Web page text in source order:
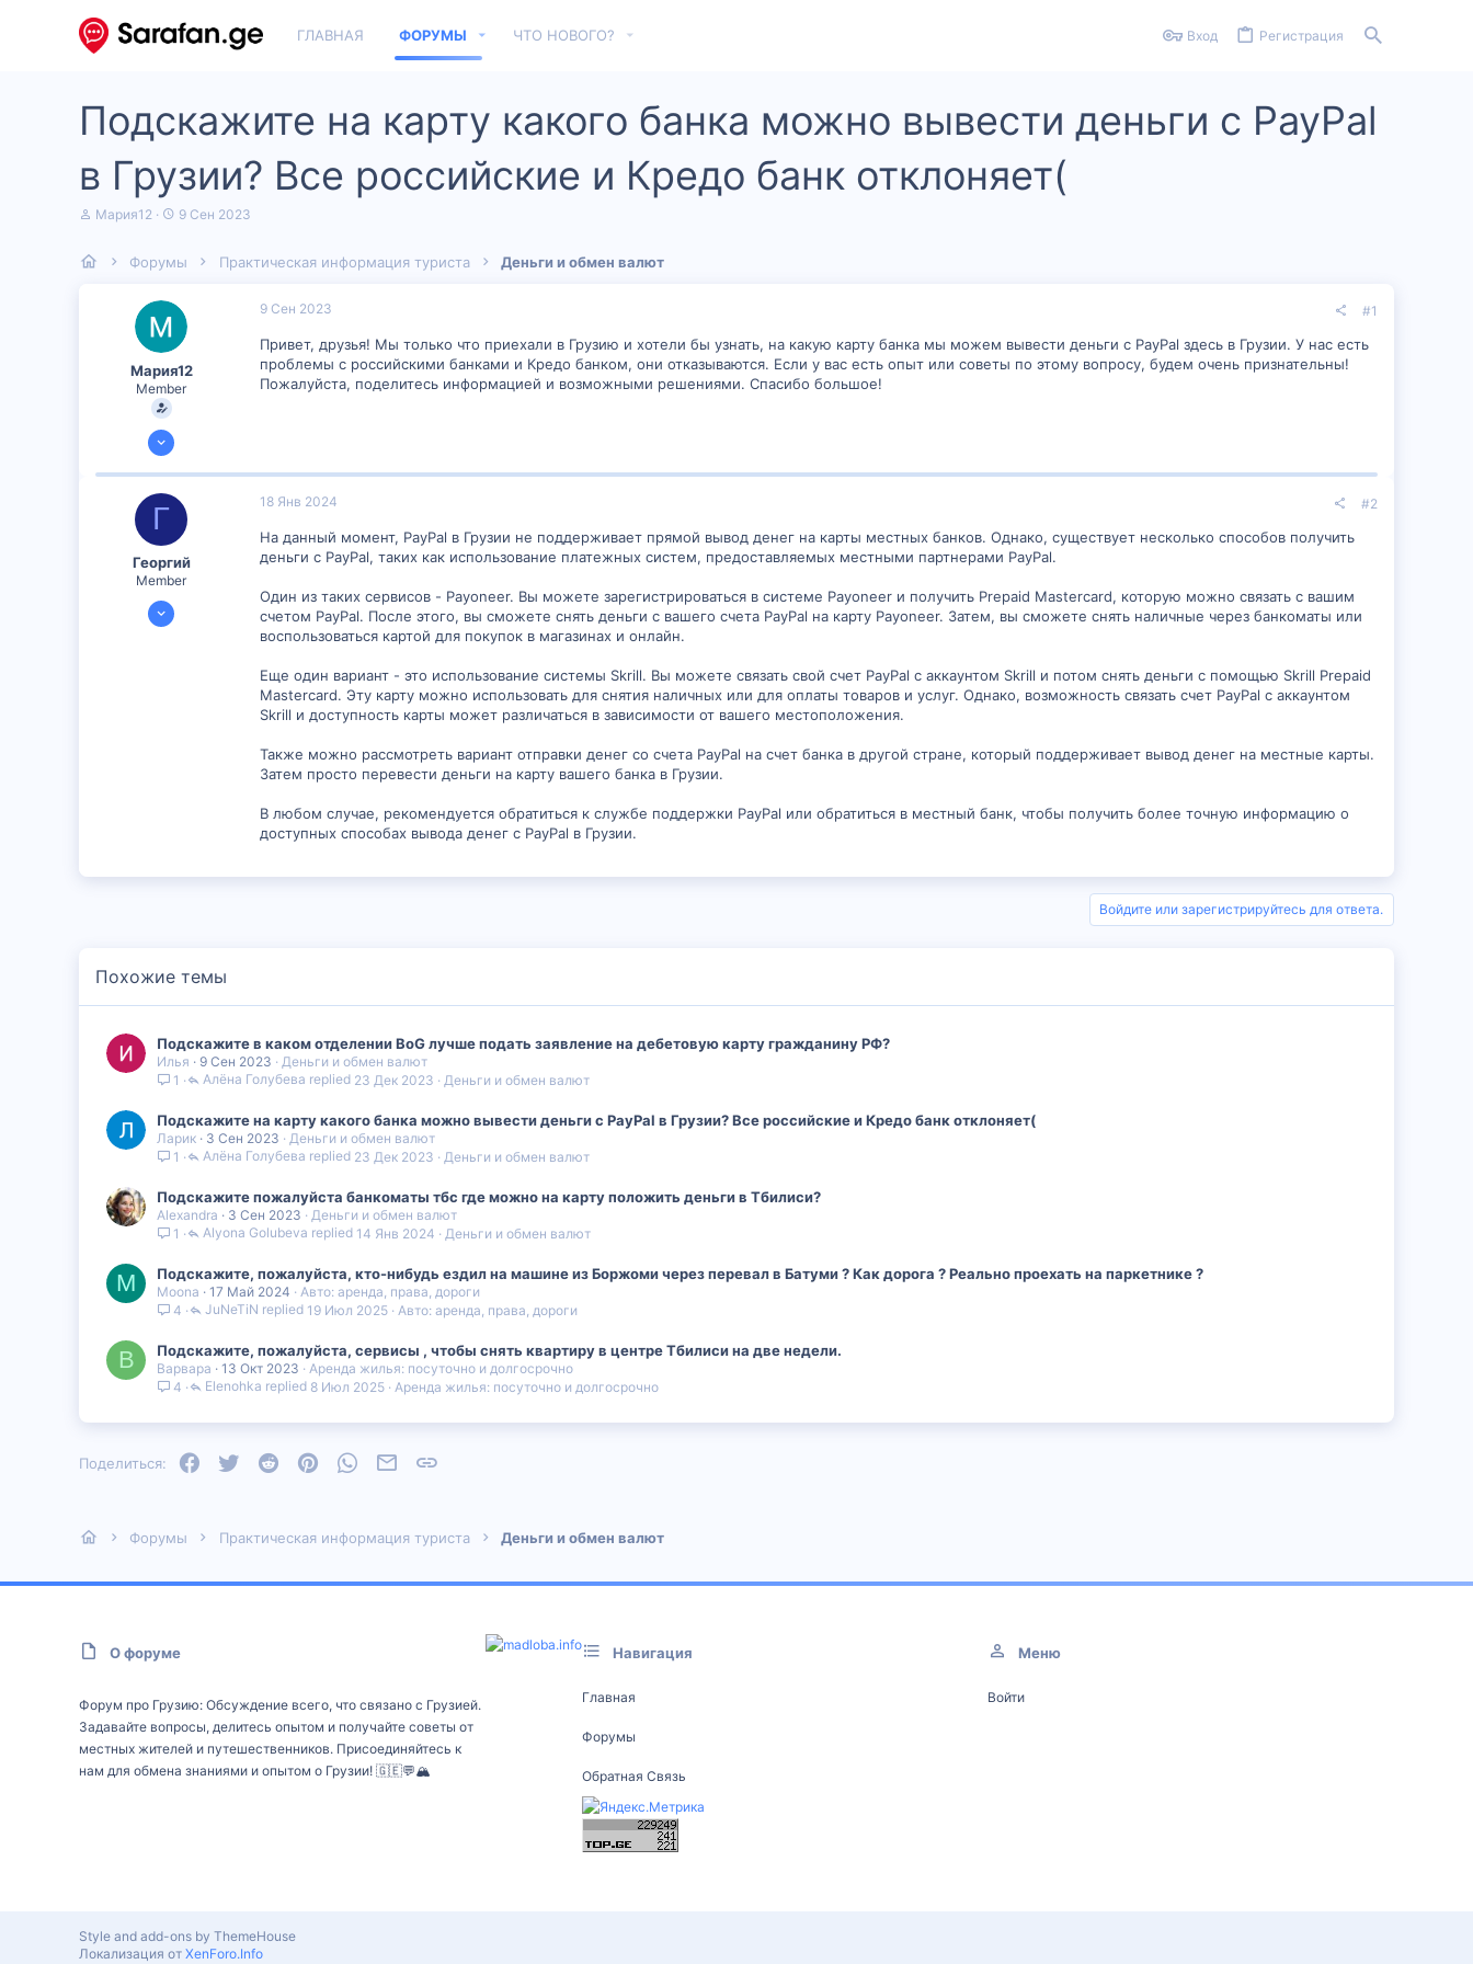
ГЛАВНАЯ ФОРУМЫ ЧТО НОВОГО? Вход Регистрация
Подскажите на карту какого банка можно вывести деньги с PayPal
в Грузии? Все российские и Кредо банк отклоняет(
А
о
Мария12
Д
а
ч
а
а
9 Сен 2023
Форумы Практическая информация туриста Деньги и обмен валют
Мария12
Member
4 Сен 2023
9 Сен 2023 #1
Привет, друзья! Мы только что приехали в Грузию и хотели бы узнать, на какую карту банка мы можем вывести деньги с PayPal здесь в Грузии. У нас есть
проблемы с российскими банками и Кредо банком, они отказываются. Если у вас есть опыт или советы по этому вопросу, будем очень признательны!
Пожалуйста, поделитесь информацией и возможными решениями. Спасибо большое!
Г
Георгий
Member
16 Янв 2024
18 Янв 2024 #2
На данный момент, PayPal в Грузии не поддерживает прямой вывод денег на карты местных банков. Однако, существует несколько способов получить
деньги с PayPal, таких как использование платежных систем, предоставляемых местными партнерами PayPal.
Один из таких сервисов - Payoneer. Вы можете зарегистрироваться в системе Payoneer и получить Prepaid Mastercard, которую можно связать с вашим
счетом PayPal. После этого, вы сможете снять деньги с вашего счета PayPal на карту Payoneer. Затем, вы сможете снять наличные через банкоматы или
воспользоваться картой для покупок в магазинах и онлайн.
Еще один вариант - это использование системы Skrill. Вы можете связать свой счет PayPal с аккаунтом Skrill и потом снять деньги с помощью Skrill Prepaid
Mastercard. Эту карту можно использовать для снятия наличных или для оплаты товаров и услуг. Однако, возможность связать счет PayPal с аккаунтом
Skrill и доступность карты может различаться в зависимости от вашего местоположения.
Также можно рассмотреть вариант отправки денег со счета PayPal на счет банка в другой стране, который поддерживает вывод денег на местные карты.
Затем просто перевести деньги на карту вашего банка в Грузии.
В любом случае, рекомендуется обратиться к службе поддержки PayPal или обратиться в местный банк, чтобы получить более точную информацию о
доступных способах вывода денег с PayPal в Грузии.
Войдите или зарегистрируйтесь для ответа.
Похожие темы
Подскажите в каком отделении BoG лучше подать заявление на дебетовую карту гражданину РФ?
Илья 9 Сен 2023
Деньги и обмен валют
1
Деньги и обмен валют
23 Дек 2023
Алëна Голубева
Подскажите на карту какого банка можно вывести деньги с PayPal в Грузии? Все российские и Кредо банк отклоняет(
Ларик 3 Сен 2023
Деньги и обмен валют
1
Деньги и обмен валют
23 Дек 2023
Алëна Голубева
Подскажите пожалуйста банкоматы тбс где можно на карту положить деньги в Тбилиси?
Alexandra 3 Сен 2023
Деньги и обмен валют
1
Деньги и обмен валют
14 Янв 2024
Alyona Golubeva
M Подскажите, пожалуйста, кто-нибудь ездил на машине из Боржоми через перевал в Батуми ? Как дорога ? Реально проехать на паркетнике ?
Moona 17 Май 2024
Авто: аренда, права, дороги
4
Авто: аренда, права, дороги
19 Июл 2025
JuNeTiN
В Подскажите, пожалуйста, сервисы , чтобы снять квартиру в центре Тбилиси на две недели.
Варвара 13 Окт 2023
Аренда жилья: посуточно и долгосрочно
4
Аренда жилья: посуточно и долгосрочно
8 Июл 2025
Elenohka
Поделиться: Facebook
Twitter Reddit PinterestWhatsAppЭлектронная почта
Форумы Практическая информация туриста Деньги и обмен валют
О форуме
Форум про Грузию: Обсуждение всего, что связано с Грузией.
Задавайте вопросы, делитесь опытом и получайте советы от
местных жителей и путешественников. Присоединяйтесь к
нам для обмена знаниями и опытом о Грузии! 🇬🇪💬🏔️
Навигация
Главная
Форумы
Обратная Связь
Меню
Войти
Style and add-ons by ThemeHouse
Локализация от XenForo.Info